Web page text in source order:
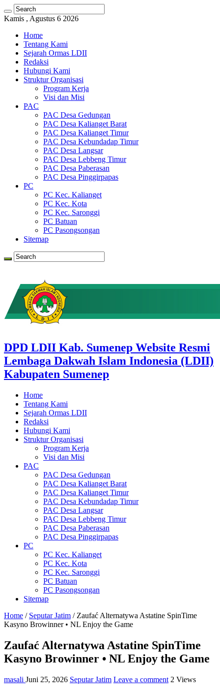
Kamis , Agustus 6 2026
Home
Tentang Kami
Sejarah Ormas LDII
Redaksi
Hubungi Kami
Struktur Organisasi
Program Kerja
Visi dan Misi
PAC
PAC Desa Gedungan
PAC Desa Kalianget Barat
PAC Desa Kalianget Timur
PAC Desa Kebundadap Timur
PAC Desa Langsar
PAC Desa Lebbeng Timur
PAC Desa Paberasan
PAC Desa Pinggirpapas
PC
PC Kec. Kalianget
PC Kec. Kota
PC Kec. Saronggi
PC Batuan
PC Pasongsongan
Sitemap
DPD LDII Kab. Sumenep Website Resmi
Lembaga Dakwah Islam Indonesia (LDII)
Kabupaten Sumenep
Home
Tentang Kami
Sejarah Ormas LDII
Redaksi
Hubungi Kami
Struktur Organisasi
Program Kerja
Visi dan Misi
PAC
PAC Desa Gedungan
PAC Desa Kalianget Barat
PAC Desa Kalianget Timur
PAC Desa Kebundadap Timur
PAC Desa Langsar
PAC Desa Lebbeng Timur
PAC Desa Paberasan
PAC Desa Pinggirpapas
PC
PC Kec. Kalianget
PC Kec. Kota
PC Kec. Saronggi
PC Batuan
PC Pasongsongan
Sitemap
Home / Seputar Jatim / Zaufać Alternatywa Astatine SpinTime
Kasyno Browinner • NL Enjoy the Game
Zaufać Alternatywa Astatine SpinTime
Kasyno Browinner • NL Enjoy the Game
masali Juni 25, 2026 Seputar Jatim Leave a comment 2 Views